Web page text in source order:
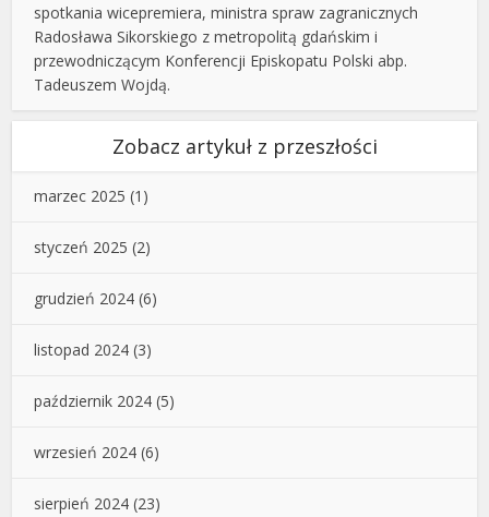
spotkania wicepremiera, ministra spraw zagranicznych
Radosława Sikorskiego z metropolitą gdańskim i
przewodniczącym Konferencji Episkopatu Polski abp.
Tadeuszem Wojdą.
Zobacz artykuł z przeszłości
marzec 2025 (1)
styczeń 2025 (2)
grudzień 2024 (6)
listopad 2024 (3)
październik 2024 (5)
wrzesień 2024 (6)
sierpień 2024 (23)